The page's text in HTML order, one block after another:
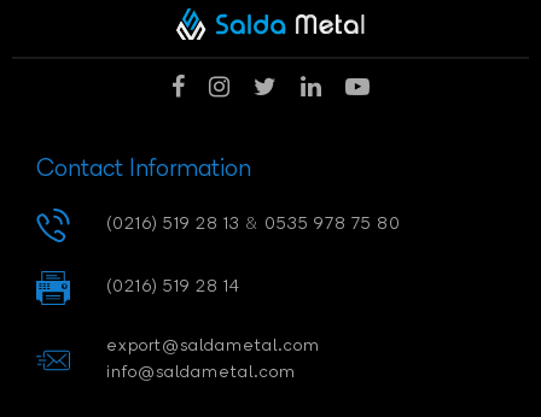
Contact Information
(0216) 519 28 13 & 0535 978 75 80
(0216) 519 28 14
export@saldametal.com
info@saldametal.com